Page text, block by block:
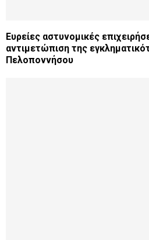
Ευρείες αστυνομικές
αντιμετώπιση της
Πελοποννήσου